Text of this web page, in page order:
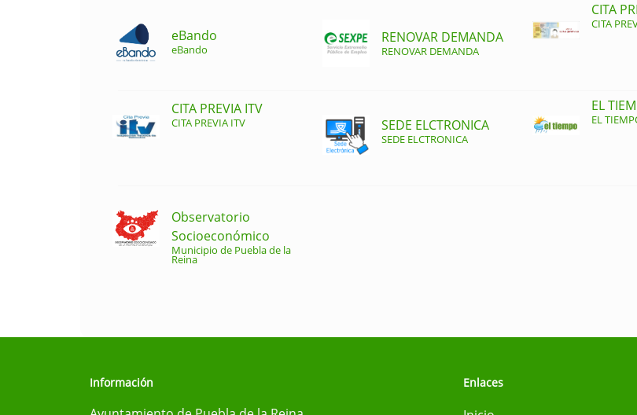
eBando
eBando
RENOVAR DEMANDA
RENOVAR DEMANDA
CITA
CITA
CITA PREVIA ITV
CITA PREVIA ITV SEDE ELCTRONICA
SEDE ELCTRONICA
EL
EL
Observatorio
Socioeconómico
Municipio de Puebla de la
Reina
Información Enlaces